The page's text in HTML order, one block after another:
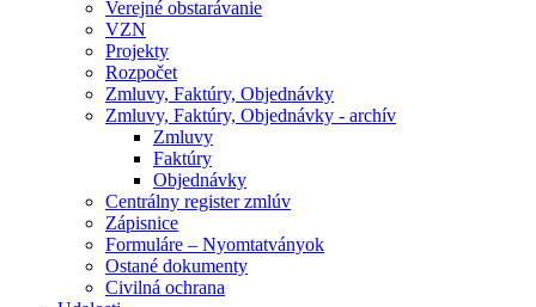
Verejné obstarávanie
VZN
Projekty
Rozpočet
Zmluvy, Faktúry, Objednávky
Zmluvy, Faktúry, Objednávky - archív
Zmluvy
Faktúry
Objednávky
Centrálny register zmlúv
Zápisnice
Formuláre – Nyomtatványok
Ostané dokumenty
Civilná ochrana